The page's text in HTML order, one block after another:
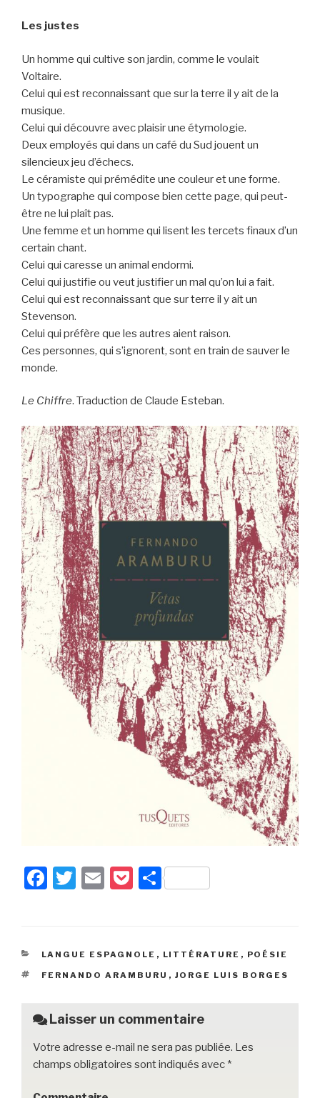
Les justes
Un homme qui cultive son jardin, comme le voulait
Voltaire.
Celui qui est reconnaissant que sur la terre il y ait de la
musique.
Celui qui découvre avec plaisir une étymologie.
Deux employés qui dans un café du Sud jouent un
silencieux jeu d’échecs.
Le céramiste qui prémédite une couleur et une forme.
Un typographe qui compose bien cette page, qui peut-
être ne lui plaît pas.
Une femme et un homme qui lisent les tercets finaux d’un
certain chant.
Celui qui caresse un animal endormi.
Celui qui justifie ou veut justifier un mal qu’on lui a fait.
Celui qui est reconnaissant que sur terre il y ait un
Stevenson.
Celui qui préfère que les autres aient raison.
Ces personnes, qui s’ignorent, sont en train de sauver le
monde.
Le Chiffre. Traduction de Claude Esteban.
F
e
b
o
k
T
er
E
P
k
et
P
g
er
CATÉGORIES
LANGUE ESPAGNOLE , LITTÉRATURE , POÉSIE
ÉTIQUETTES
FERNANDO ARAMBURU , JORGE LUIS BORGES
Laisser un commentaire
Votre adresse e-mail ne sera pas publiée. Les
champs obligatoires sont indiqués avec *